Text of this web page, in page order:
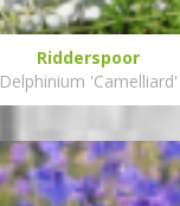
Ridderspoor
Delphinium 'Camelliard'